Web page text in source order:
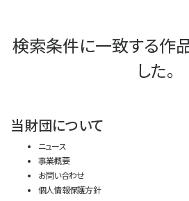
検索条件に一致する作
した。
当財団について
ニュース
事業概要
お問い合わせ
個人情報保護方針